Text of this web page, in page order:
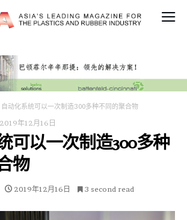
自动化系统可以一次制造300多种不同的聚合物
2019年12月16日
可以一次制造300多种
物
2019年12月16日 3 second read